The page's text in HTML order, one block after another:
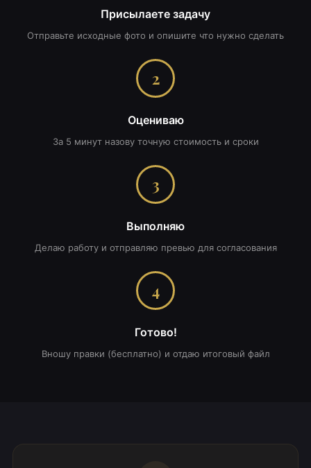
Присылаете задачу
Отправьте исходные фото и опишите что нужно сделать
2
Оцениваю
За 5 минут назову точную стоимость и сроки
3
Выполняю
Делаю работу и отправляю превью для согласования
4
Готово!
Вношу правки (бесплатно) и отдаю итоговый файл